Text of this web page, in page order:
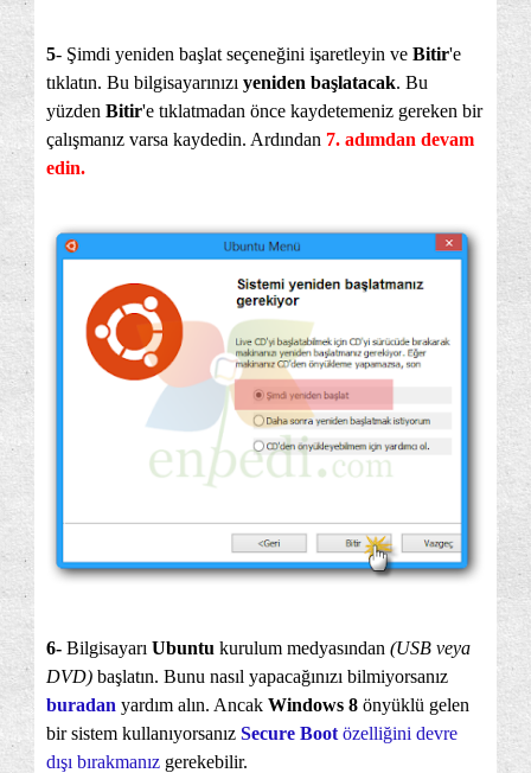
5- Şimdi yeniden başlat seçeneğini işaretleyin ve Bitir'e
tıklatın. Bu bilgisayarınızı yeniden başlatacak. Bu
yüzden Bitir'e tıklatmadan önce kaydetemeniz gereken bir
çalışmanız varsa kaydedin. Ardından 7. adımdan devam
edin.
6- Bilgisayarı Ubuntu kurulum medyasından (USB veya
DVD) başlatın. Bunu nasıl yapacağınızı bilmiyorsanız
buradan yardım alın. Ancak Windows 8 önyüklü gelen
bir sistem kullanıyorsanız Secure Boot özelliğini devre
dışı bırakmanız gerekebilir.